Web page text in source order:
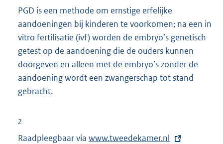
PGD is een methode om ernstige erfelijke
aandoeningen bij kinderen te voorkomen; na een in
vitro fertilisatie (ivf) worden de embryo’s genetisch
getest op de aandoening die de ouders kunnen
doorgeven en alleen met de embryo’s zonder de
aandoening wordt een zwangerschap tot stand
gebracht.
2
Raadpleegbaar via E
www.tweedekamer.nl